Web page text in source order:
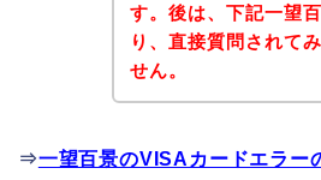
す。後は、下記一望
り、直接質問されて
せん。
⇒一望百景のVISAカードエラー